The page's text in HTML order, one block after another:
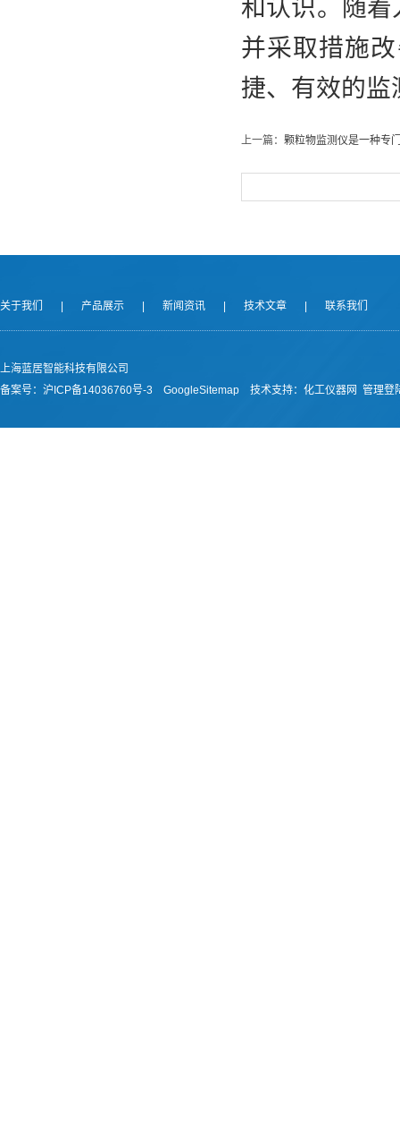
和认识。随
并采取措施
捷、有效的
上一篇： 颗粒物监测仪是一种专
关于我们 产品展示 新闻资讯 技术文章 联系我们
上海蓝居智能科技有限公司
备案号： 沪ICP备14036760号-3 GoogleSitemap 技术支持： 化工仪器网 管理登